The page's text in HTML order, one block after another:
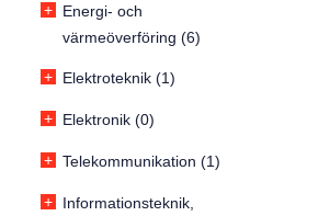
+ Energi- och
värmeöverföring (6)
+ Elektroteknik (1)
+ Elektronik (0)
+ Telekommunikation (1)
+ Informationsteknik,